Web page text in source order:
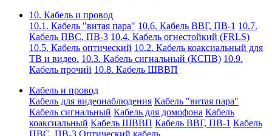
10. Кабель и провод
10.1. Кабель "витая пара" 10.6. Кабель ВВГ, ПВ-1 10.7.
Кабель ПВС, ПВ-3 10.4. Кабель огнестойкий (FRLS)
10.5. Кабель оптический 10.2. Кабель коаксиальный для
ТВ и видео. 10.3. Кабель сигнальный (КСПВ) 10.9.
Кабель прочий 10.8. Кабель ШВВП
Кабель и провод
Кабель для видеонаблюдения Кабель "витая пара"
Кабель сигнальный Кабель для домофона Кабель
коаксиальный Кабель ШВВП Кабель ВВГ, ПВ-1 Кабель
ПВС, ПВ-3 Оптический кабель